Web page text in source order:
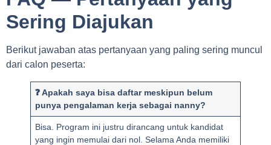
Sering Diajukan
Berikut jawaban atas pertanyaan yang paling sering muncul
dari calon peserta:
❓ Apakah saya bisa daftar meskipun belum
punya pengalaman kerja sebagai nanny?
Bisa. Program ini justru dirancang untuk kandidat
yang ingin memulai dari nol. Selama Anda memiliki